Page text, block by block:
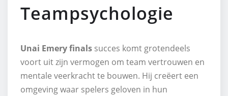
Teampsychologie
Unai Emery finals succes komt grotendeels
voort uit zijn vermogen om team vertrouwen en
mentale veerkracht te bouwen. Hij creëert een
omgeving waar spelers geloven in hun